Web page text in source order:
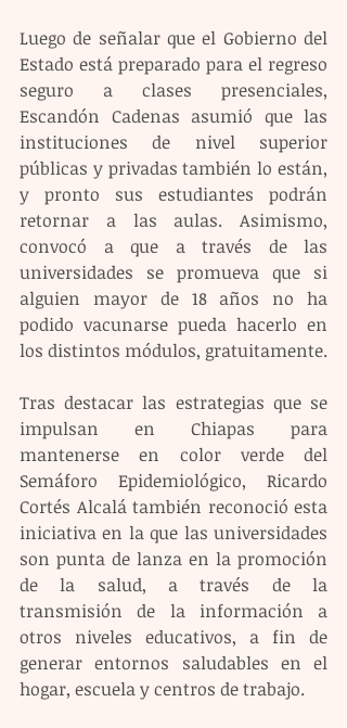
Luego de señalar que el Gobierno del
Estado está preparado para el regreso
seguro a clases presenciales,
Escandón Cadenas asumió que las
instituciones de nivel superior
públicas y privadas también lo están,
y pronto sus estudiantes podrán
retornar a las aulas. Asimismo,
convocó a que a través de las
universidades se promueva que si
alguien mayor de 18 años no ha
podido vacunarse pueda hacerlo en
los distintos módulos, gratuitamente.
Tras destacar las estrategias que se
impulsan en Chiapas para
mantenerse en color verde del
Semáforo Epidemiológico, Ricardo
Cortés Alcalá también reconoció esta
iniciativa en la que las universidades
son punta de lanza en la promoción
de la salud, a través de la
transmisión de la información a
otros niveles educativos, a fin de
generar entornos saludables en el
hogar, escuela y centros de trabajo.